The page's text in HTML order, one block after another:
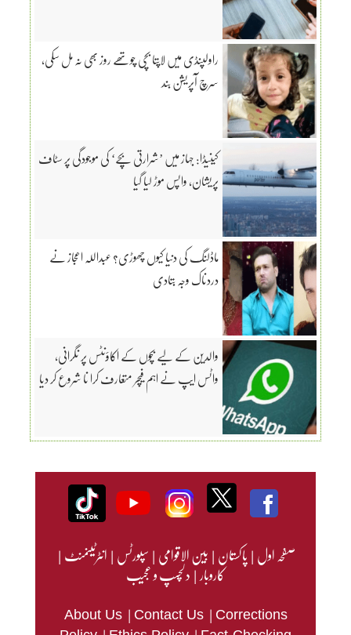
راولپنڈی میں لاپتا بچی چوتھے روز بھی نہ مل سکی،
سرچ آپریشن بند
کینیڈا: جہاز میں ’شرارتی بچے‘ کی موجودگی پر سٹاف
پریشان، واپس موڑ لیا گیا
ماڈلنگ کی دنیا کیوں چھوڑی؟ عبداللہ اعجاز نے
دردناک وجہ بتادی
والدین کے لیے بچوں کے اکاؤنٹس پر نگرانی،
واٹس ایپ نے اہم فیچر متعارف کرا نا شروع کر دیا
صفحہ اول|پاکستان|بین الاقوامی|سپورٹس|انٹرٹینمنٹ|
کاروبار|دلچسپ و عجیب
About Us | Contact Us | Corrections